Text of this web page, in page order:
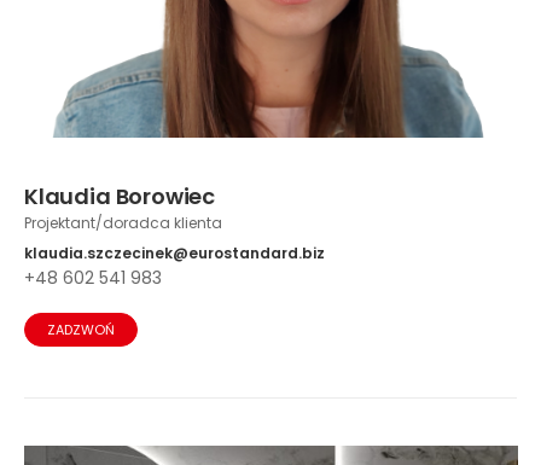
Klaudia Borowiec
Projektant/doradca klienta
klaudia.szczecinek@eurostandard.biz
+48 602 541 983
ZADZWOŃ